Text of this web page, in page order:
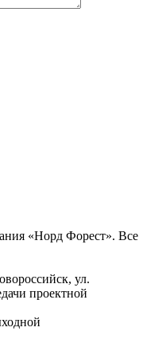
«Норд Форест». Все
ул.
проектной